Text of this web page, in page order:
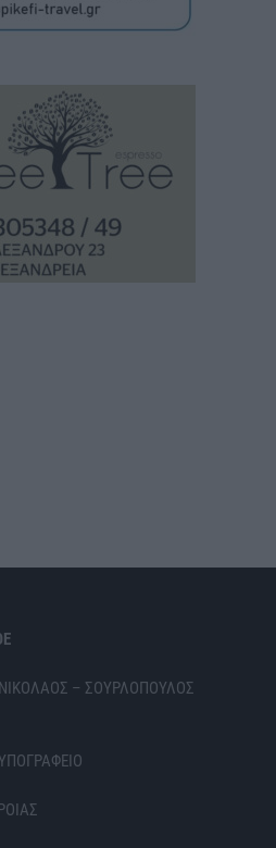
– ΣΟΥΡΛΟΠΟΥΛΟΣ